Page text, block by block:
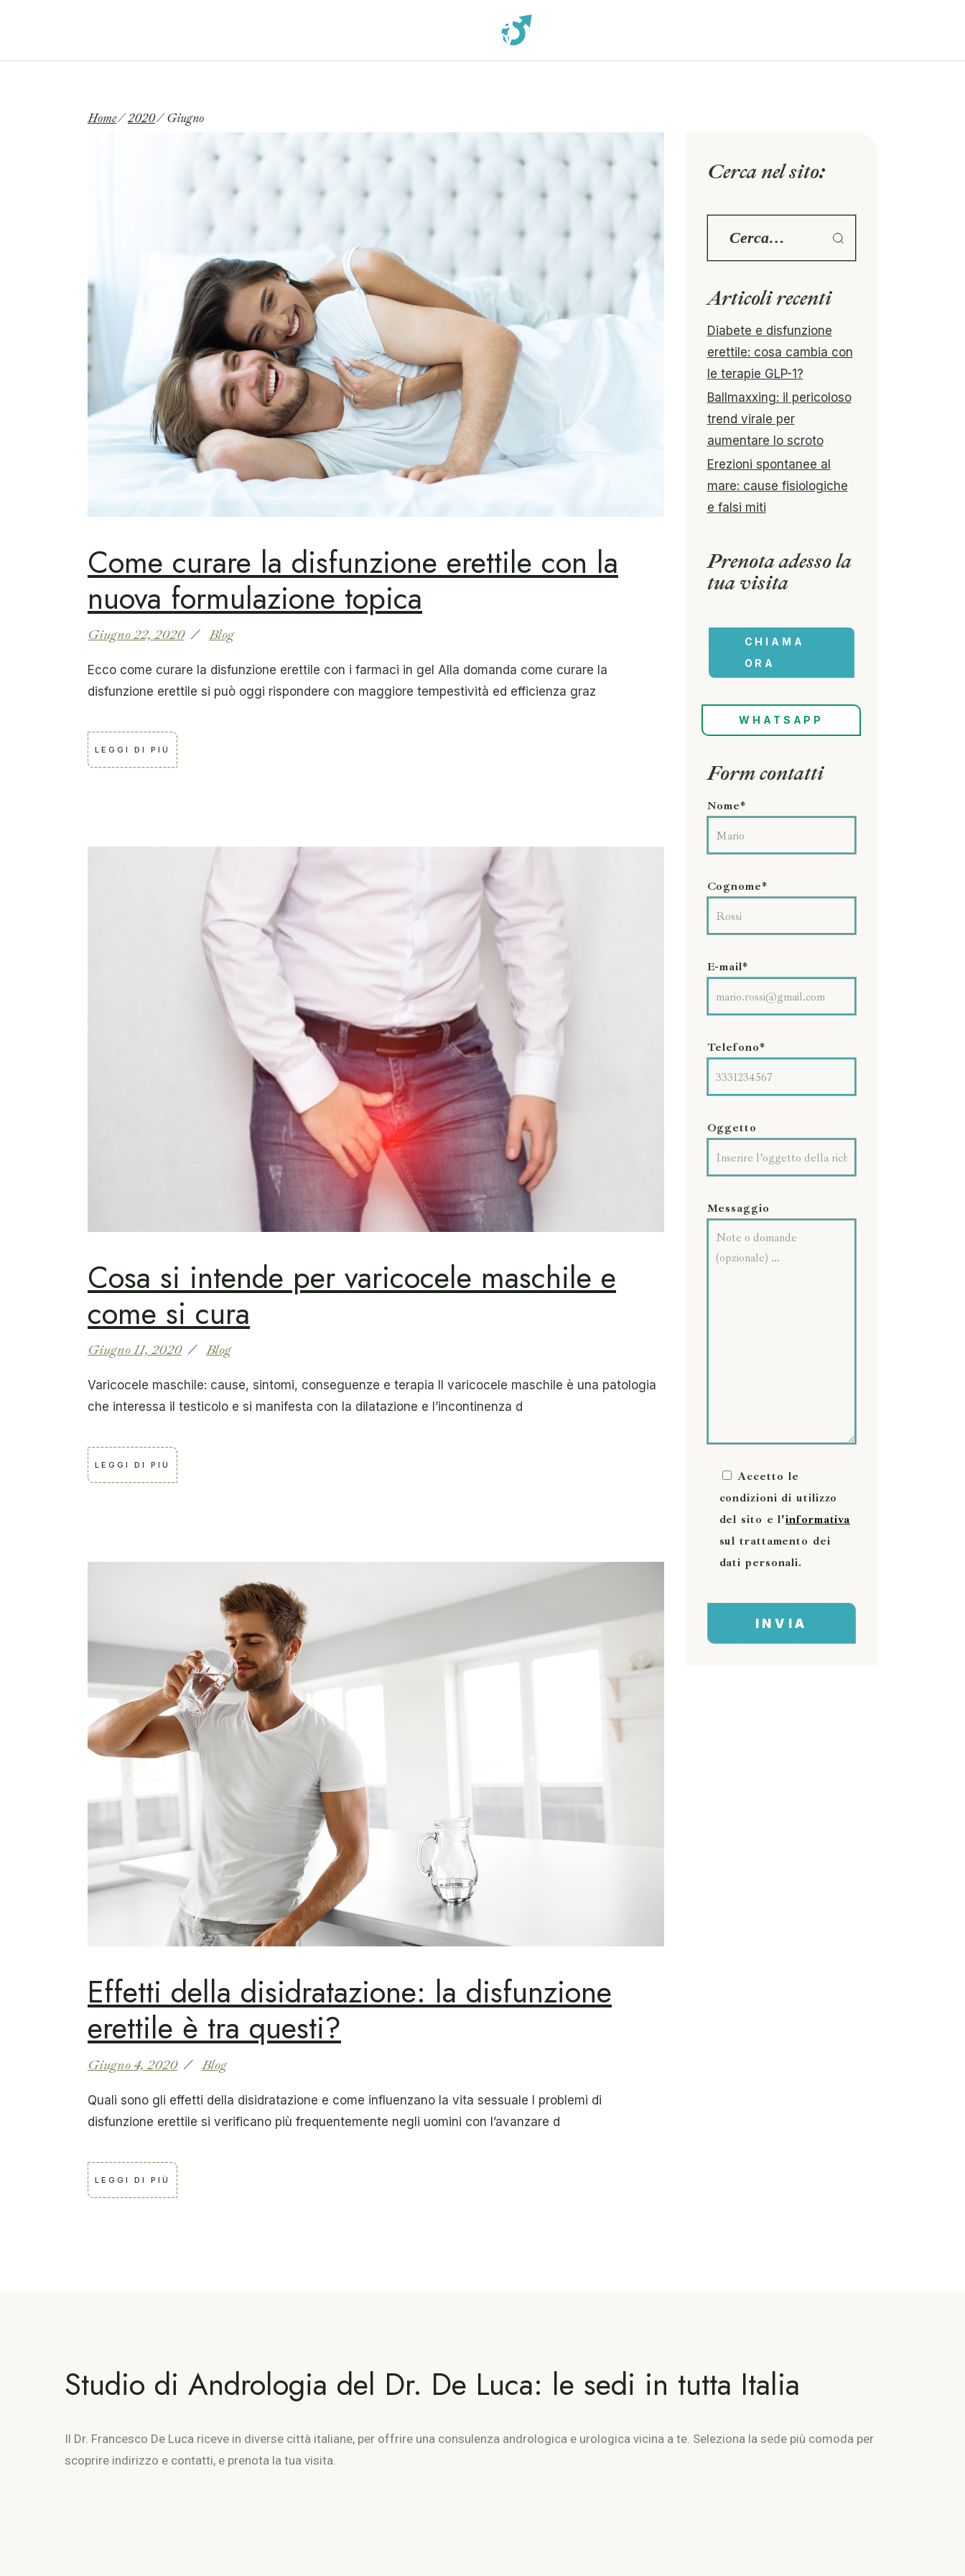
Home 2020 Giugno
Come curare la disfunzione erettile con la
nuova formulazione topica
Giugno 22, 2020 Blog
Ecco come curare la disfunzione erettile con i farmaci in gel Alla domanda come curare la
disfunzione erettile si può oggi rispondere con maggiore tempestività ed efficienza graz
LEGGI DI PIÙ
Cosa si intende per varicocele maschile e
come si cura
Giugno 11, 2020 Blog
Varicocele maschile: cause, sintomi, conseguenze e terapia Il varicocele maschile è una patologia
che interessa il testicolo e si manifesta con la dilatazione e l’incontinenza d
LEGGI DI PIÙ
Effetti della disidratazione: la disfunzione
erettile è tra questi?
Giugno 4, 2020 Blog
Quali sono gli effetti della disidratazione e come influenzano la vita sessuale I problemi di
disfunzione erettile si verificano più frequentemente negli uomini con l’avanzare d
LEGGI DI PIÙ
Cerca nel sito:
Articoli recenti
Diabete e disfunzione
erettile: cosa cambia con
le terapie GLP-1?
Ballmaxxing: il pericoloso
trend virale per
aumentare lo scroto
Erezioni spontanee al
mare: cause fisiologiche
e falsi miti
Prenota adesso la
tua visita
CHIAMA
ORA
WHATSAPP
Form contatti
Nome*
Cognome*
E-mail*
Telefono*
Oggetto
Messaggio
Accetto le
condizioni di utilizzo
del sito e l'informativa
sul trattamento dei
dati personali.
INVIA
Studio di Andrologia del Dr. De Luca: le sedi in tutta Italia
Il Dr. Francesco De Luca riceve in diverse città italiane, per offrire una consulenza andrologica e urologica vicina a te. Seleziona la sede più comoda per
scoprire indirizzo e contatti, e prenota la tua visita.